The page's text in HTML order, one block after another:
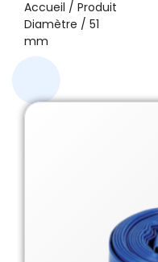
Accueil / Produit
Diamètre / 51
mm